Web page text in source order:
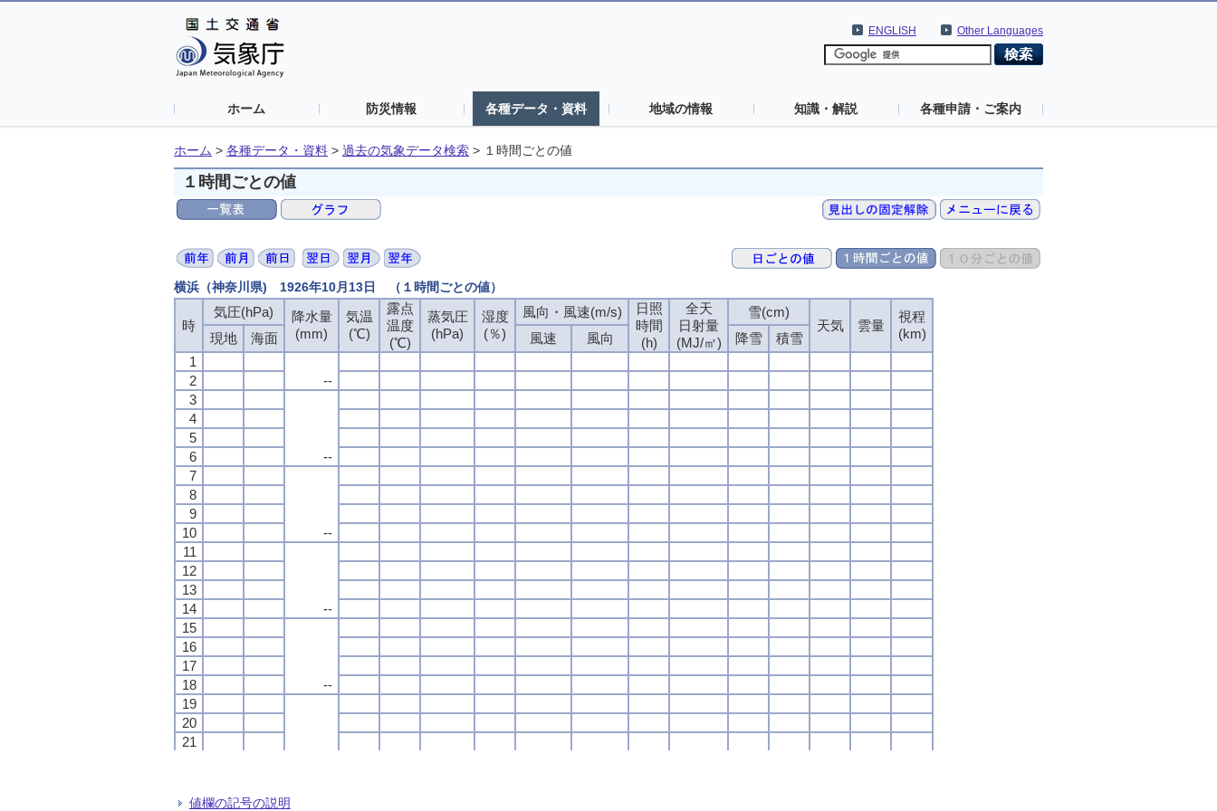
Other Languages
ENGLISH
ホーム 防災情報 各種データ・資料 地域の情報 知識・解説 各種申請・ご案内
ホーム > 各種データ・資料 > 過去の気象データ検索 > １時間ごとの値
１時間ごとの値
横浜（神奈川県) 1926年10月13日 （１時間ごとの値）
時
気圧(hPa)
降水量
(mm)
気温
(℃)
露点
温度
(℃)
蒸気圧
(hPa)
湿度
(％)
風向・風速(m/s)
日照
時間
(h)
全天
日射量
(MJ/㎡)
雪(cm)
天気
雲量
視程
(km)
現地 海面 風速 風向 降雪
積雪
1
--
2
3
--
4
5
6
7
--
8
9
10
11
--
12
13
14
15
--
16
17
18
19
20
21
24
時
気圧(hPa)
降水量
(mm)
気温
(℃)
露点
温度
(℃)
蒸気圧
(hPa)
湿度
(％)
風向・風速(m/s)
日照
時間
(h)
全天
日射量
(MJ/㎡)
雪(cm)
天気
雲量
視程
(km)
現地 海面 風速 風向 降雪
積雪
1
--
2
3
--
4
5
6
7
--
8
9
10
11
--
12
13
14
15
--
16
17
18
19
20
21
24
時
気圧(hPa)
降水量
(mm)
気温
(℃)
露点
温度
(℃)
蒸気圧
(hPa)
湿度
(％)
風向・風速(m/s)
日照
時間
(h)
全天
日射量
(MJ/㎡)
雪(cm)
天気
雲量
視程
(km)
現地 海面 風速 風向 降雪
積雪
1
--
2
3
--
4
5
6
7
--
8
9
10
11
--
12
13
14
15
--
16
17
18
19
20
21
24
時
気圧(hPa)
降水量
(mm)
気温
(℃)
露点
温度
(℃)
蒸気圧
(hPa)
湿度
(％)
風向・風速(m/s)
日照
時間
(h)
全天
日射量
(MJ/㎡)
雪(cm)
天気
雲量
視程
(km)
現地 海面 風速 風向 降雪
積雪
1
--
2
3
--
4
5
6
7
--
8
9
10
11
--
12
13
14
15
--
16
17
18
19
20
21
24
値欄の記号の説明